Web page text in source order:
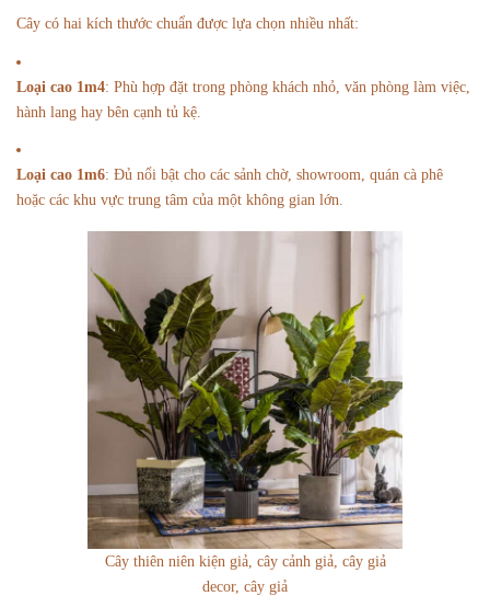
Cây có hai kích thước chuẩn được lựa chọn nhiều nhất:
Loại cao 1m4: Phù hợp đặt trong phòng khách nhỏ, văn phòng làm việc,
hành lang hay bên cạnh tủ kệ.
Loại cao 1m6: Đủ nổi bật cho các sảnh chờ, showroom, quán cà phê
hoặc các khu vực trung tâm của một không gian lớn.
Cây thiên niên kiện giả, cây cảnh giả, cây giả
decor, cây giả